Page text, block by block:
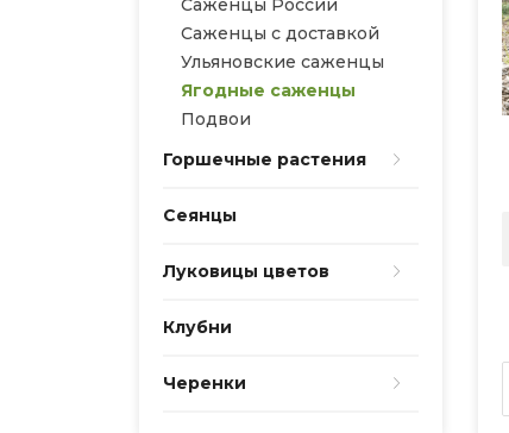
Саженцы России
Саженцы с доставкой
Ульяновские саженцы
Ягодные саженцы
Подвои
Горшечные растения
Сеянцы
Луковицы цветов
Клубни
Черенки